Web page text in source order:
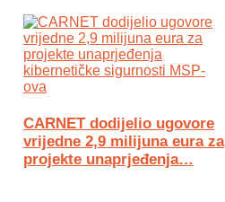
CARNET dodijelio ugovore
vrijedne 2,9 milijuna eura za
projekte unaprjeđenja…